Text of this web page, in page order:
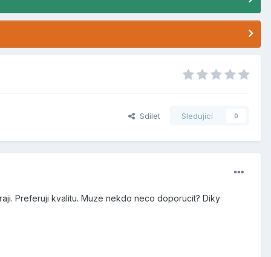
Sdílet Sledující 0
Preferuji kvalitu. Muze nekdo neco doporucit? Diky